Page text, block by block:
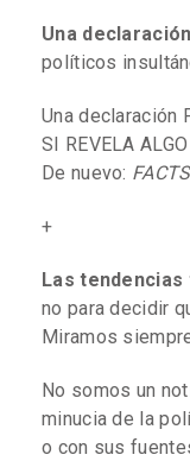
Una
políticos
Una declaración
SI REVELA
De nuevo: FACTS
+
Las tendencias
no para decidir
Miramos
No somos un
minucia de la
o con sus